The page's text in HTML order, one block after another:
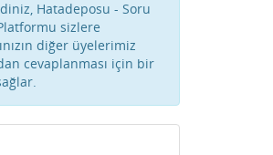
Hatadeposu - Soru
sizlere
diğer üyelerimiz
cevaplanması için bir